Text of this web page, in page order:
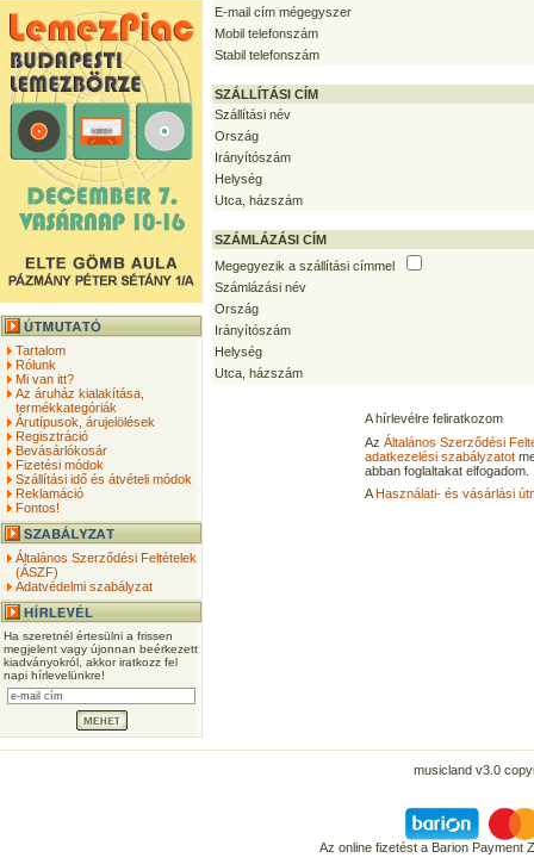
Tartalom
Rólunk
Mi van itt?
Az áruház kialakítása,
termékkategóriák
Árutípusok, árujelölések
Regisztráció
Bevásárlókosár
Fizetési módok
Szállítási idő és átvételi módok
Reklamáció
Fontos!
Általános Szerződési Feltételek
(ÁSZF)
Adatvédelmi szabályzat
Ha szeretnél értesülni a frissen
megjelent vagy újonnan beérkezett
kiadványokról, akkor iratkozz fel
napi hírlevelünkre!
E-mail cím mégegyszer
Mobil telefonszám
Stabil telefonszám
SZÁLLÍTÁSI CÍM
Szállítási név
Ország
Irányítószám
Helység
Utca, házszám
SZÁMLÁZÁSI CÍM
Megegyezik a szállítási címmel
Számlázási név
Ország
Irányítószám
Helység
Utca, házszám
A hírlevélre feliratkozom
Az Általános Szerződési
adatkezelési szabályzatot
abban foglaltakat elfogadom.
AHasználati- és vásárlási
musicland v3.0
Az online fizetést a Barion Payment